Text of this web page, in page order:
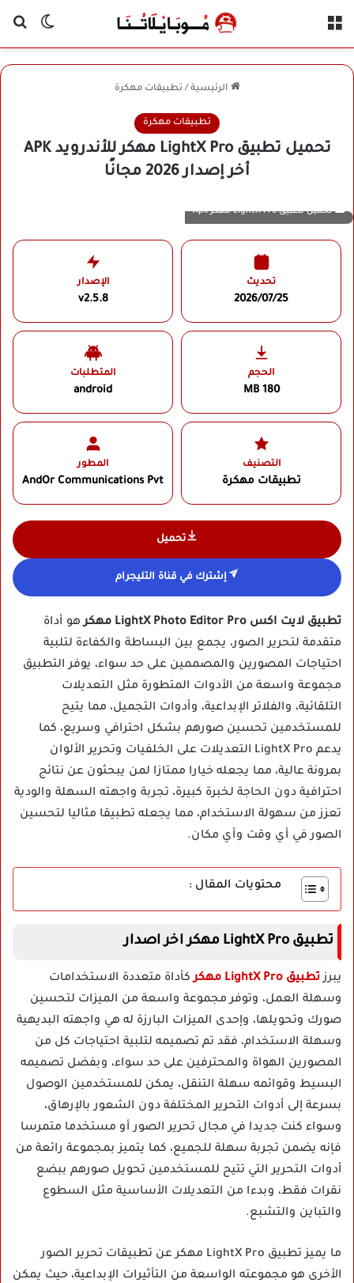
الوضع
الرئيسية / تطبيقات مهكرة
تطبيقات مهكرة
تحميل تطبيق LightX Pro مهكر للأندرويد APK
أخر إصدار 2026 مجانًا
تحميل تطبيق LightX Pro مهكر Apk
تحديث
2026/07/25
الإصدار
v2.5.8
الحجم
180 MB
المتطلبات
android
التصنيف
تطبيقات مهكرة
المطور
AndOr Communications Pvt‏
تحميل
إشترك في قناة التليجرام
تطبيق لايت اكس LightX Photo Editor Pro مهكر
هو أداة
متقدمة لتحرير الصور، يجمع بين البساطة والكفاءة لتلبية
احتياجات المصورين والمصممين على حد سواء، يوفر التطبيق
مجموعة واسعة من الأدوات المتطورة مثل التعديلات
التلقائية، والفلاتر الإبداعية، وأدوات التجميل، مما يتيح
للمستخدمين تحسين صورهم بشكل احترافي وسريع، كما
يدعم LightX Pro التعديلات على الخلفيات وتحرير الألوان
بمرونة عالية، مما يجعله خيارا ممتازا لمن يبحثون عن نتائج
احترافية دون الحاجة لخبرة كبيرة، تجربة واجهته السهلة والودية
تعزز من سهولة الاستخدام، مما يجعله تطبيقا مثاليا لتحسين
الصور في أي وقت وأي مكان.
محتويات المقال :
تطبيق LightX Pro مهكر اخر اصدار
يبرزتطبيق LightX Pro مهكر
كأداة متعددة الاستخدامات
وسهلة العمل، وتوفر مجموعة واسعة من الميزات لتحسين
صورك وتحويلها، وإحدى الميزات البارزة له هي واجهته البديهية
وسهلة الاستخدام، فقد تم تصميمه لتلبية احتياجات كل من
المصورين الهواة والمحترفين على حد سواء، وبفضل تصميمه
البسيط وقوائمه سهلة التنقل، يمكن للمستخدمين الوصول
بسرعة إلى أدوات التحرير المختلفة دون الشعور بالإرهاق،
وسواء كنت جديدا في مجال تحرير الصور أو مستخدما متمرسا
فإنه يضمن تجربة سهلة للجميع، كما يتميز بمجموعة رائعة من
أدوات التحرير التي تتيح للمستخدمين تحويل صورهم ببضع
نقرات فقط، وبدءا من التعديلات الأساسية مثل السطوع
والتباين والتشبع.
ما يميز تطبيق LightX Pro مهكر عن تطبيقات تحرير الصور
الأخرى هو مجموعته الواسعة من التأثيرات الإبداعية، حيث يمكن